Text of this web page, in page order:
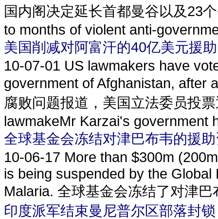
国内阁决定延长首都曼谷以及23
to months of violent anti-
美国削减对阿富汗的40亿美元援助
10-07-01 US lawmakers have
government of Afghanistan, after
腐败问题报道，美国立法委员投
lawmakeMr Karzai's government
全球基金会冻结对津巴布韦的援
10-06-17 More than $300m
is being suspended by the
Malaria. 全球基金会冻结了对津
印度派军结束曼尼普尔区部落封锁